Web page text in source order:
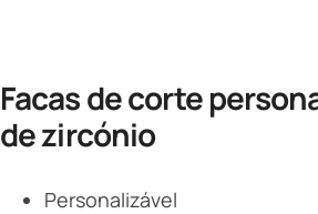
Italiano
Facas de corte
de zircónio
Personalizável